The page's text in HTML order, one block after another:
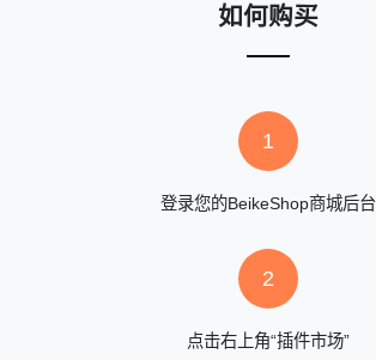
如何购买
1
登录您的BeikeShop商城后台
2
点击右上角“插件市场”